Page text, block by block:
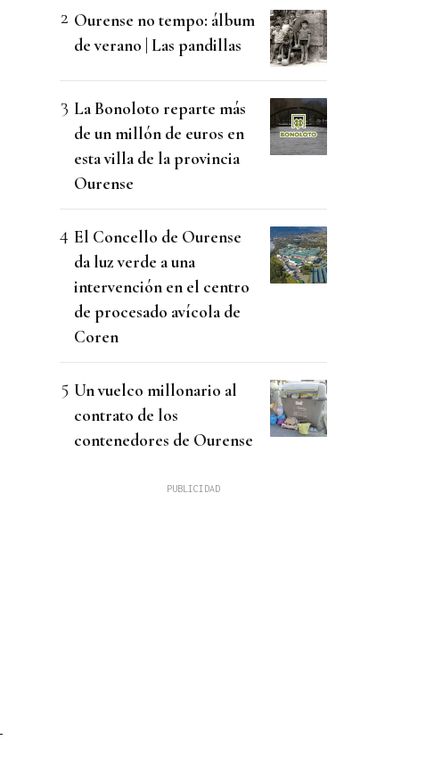
Ourense no tempo: álbum
de verano | Las pandillas
La Bonoloto reparte más
de un millón de euros en
esta villa de la provincia
Ourense
El Concello de Ourense
da luz verde a una
intervención en el centro
de procesado avícola de
Coren
Un vuelco millonario al
contrato de los
contenedores de Ourense